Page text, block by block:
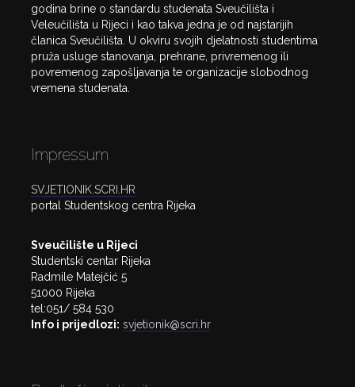
godina brine o standardu studenata Sveučilišta i
Veleučilišta u Rijeci i kao takva jedna je od najstarijih
članica Sveučilišta. U okviru svojih djelatnosti studentima
pruža usluge stanovanja, prehrane, privremenog ili
povremenog zapošljavanja te organizacije slobodnog
vremena studenata.
Impressum
SVJETIONIK.SCRI.HR
portal Studentskog centra Rijeka
Sveučilište u Rijeci
Studentski centar Rijeka
Radmile Matejčić 5
51000 Rijeka
tel:051/ 584 530
Info i prijedlozi: svjetionik@scri.hr